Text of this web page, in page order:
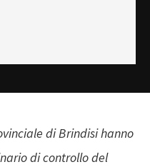
di Brindisi hanno
di controllo del